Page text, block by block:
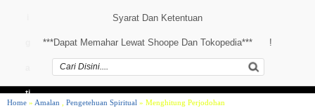
ti
Syarat Dan Ketentuan
***Dapat Memahar Lewat Shoope Dan Tokopedia*** !
Home » Amalan Pengetehuan Spiritual » Menghitung Perjodohan